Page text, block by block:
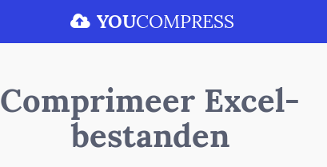
YOUCOMPRESS
Comprimeer Excel-
bestanden